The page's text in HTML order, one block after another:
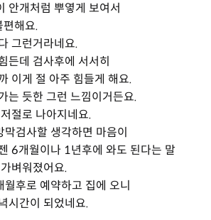
안개처럼 뿌옇게 보여서
편해요.
그런거라네요.
든데 검사후에 서서히
이게 절 아주 힘들게 해요.
는 듯한 그런 느낌이거든요.
절로 나아지네요.
검사할 생각하면 마음이
6개월이나 1년후에 와도 된다는 말
벼워졌어요.
후로 예약하고 집에 오니
시간이 되었네요.